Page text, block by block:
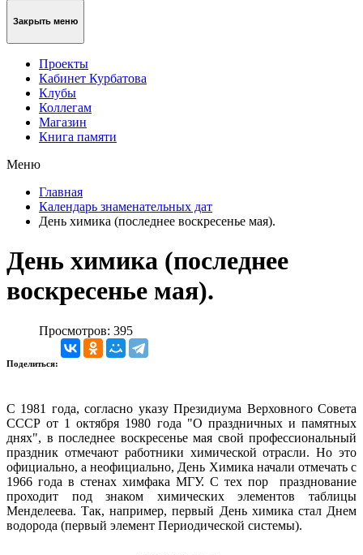
Закрыть меню
Проекты
Кабинет Курбатова
Клубы
Коллегам
Магазин
Книга памяти
Меню
Главная
Календарь знаменательных дат
День химика (последнее воскресенье мая).
День химика (последнее
воскресенье мая).
Просмотров: 395
Поделиться:
С 1981 года, согласно указу Президиума Верховного Совета
СССР от 1 октября 1980 года "О праздничных и памятных
днях", в последнее воскресенье мая свой профессиональный
праздник отмечают работники химической отрасли. Но это
официально, а неофициально, День Химика начали отмечать с
1966 года в стенах химфака МГУ. С тех пор празднование
проходит под знаком химических элементов таблицы
Менделеева. Так, например, первый День химика стал Днем
водорода (первый элемент Периодической системы).